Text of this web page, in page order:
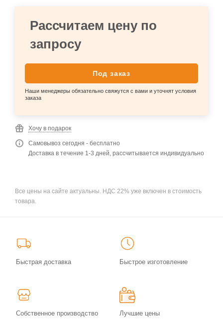
Рассчитаем цену по
запросу
Под заказ
Наши менеджеры обязательно свяжутся с вами и уточнят условия
заказа
Хочу в подарок
Самовывоз сегодня - бесплатно
Доставка в течение 1-3 дней, рассчитывается индивидуально
Все цены на сайте актуальны. НДС 22% уже включен в стоимость
товара.
Быстрая доставка Быстрое изготовление
Собственное производство Лучшие цены